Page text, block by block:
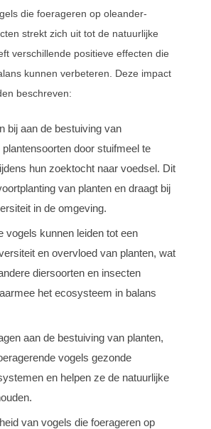
die foerageren op oleander-
strekt zich uit tot de natuurlijke
verschillende positieve effecten die
kunnen verbeteren. Deze impact
beschreven:
bij aan de bestuiving van
door stuifmeel te
hun zoektocht naar voedsel. Dit
van planten en draagt bij
in de omgeving.
vogels kunnen leiden tot een
en overvloed van planten, wat
diersoorten en insecten
het ecosysteem in balans
aan de bestuiving van planten,
vogels gezonde
en helpen ze de natuurlijke
van vogels die foerageren op